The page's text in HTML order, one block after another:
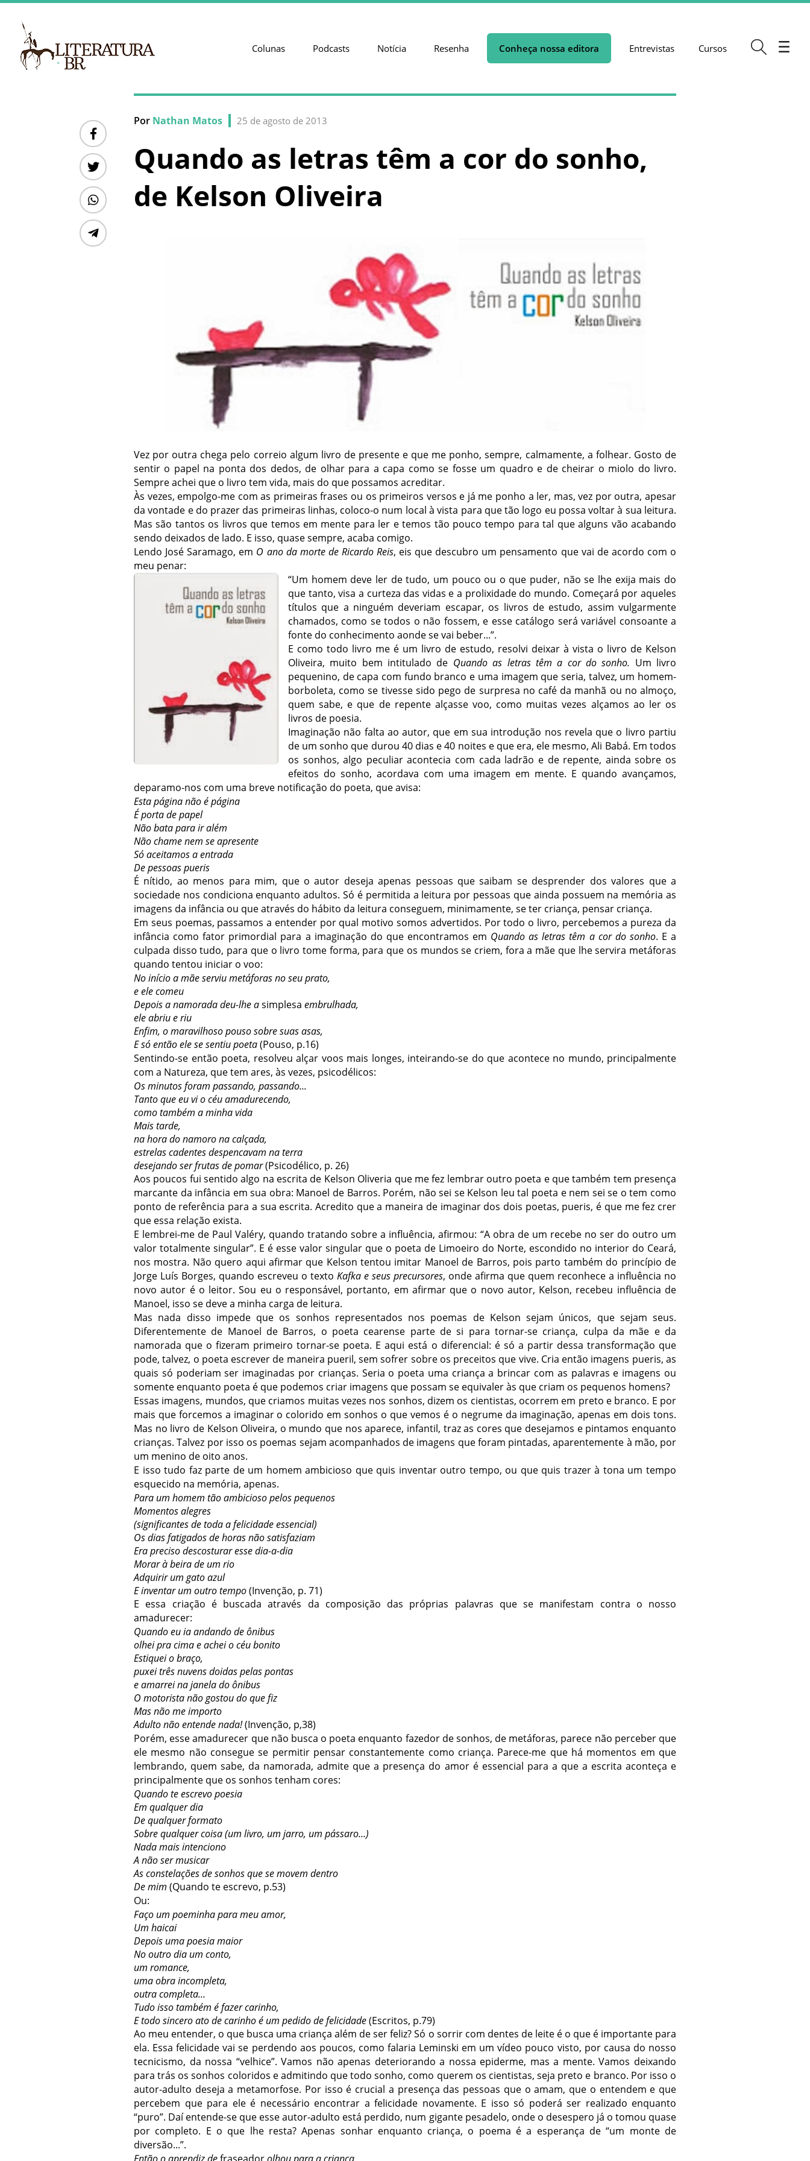
Colunas Podcasts Notícia Resenha Conheça nossa editora Entrevistas Cursos
Por Nathan Matos 25 de agosto de 2013
Quando as letras têm a cor do sonho,
de Kelson Oliveira
Vez por outra chega pelo correio algum livro de presente e que me ponho, sempre, calmamente, a folhear. Gosto de
sentir o papel na ponta dos dedos, de olhar para a capa como se fosse um quadro e de cheirar o miolo do livro.
Sempre achei que o livro tem vida, mais do que possamos acreditar.
Às vezes, empolgo-me com as primeiras frases ou os primeiros versos e já me ponho a ler, mas, vez por outra, apesar
da vontade e do prazer das primeiras linhas, coloco-o num local à vista para que tão logo eu possa voltar à sua leitura.
Mas são tantos os livros que temos em mente para ler e temos tão pouco tempo para tal que alguns vão acabando
sendo deixados de lado. E isso, quase sempre, acaba comigo.
Lendo José Saramago, em O ano da morte de Ricardo Reis, eis que descubro um pensamento que vai de acordo com o
meu penar:
“Um homem deve ler de tudo, um pouco ou o que puder, não se lhe exija mais do
que tanto, visa a curteza das vidas e a prolixidade do mundo. Começará por aqueles
títulos que a ninguém deveriam escapar, os livros de estudo, assim vulgarmente
chamados, como se todos o não fossem, e esse catálogo será variável consoante a
fonte do conhecimento aonde se vai beber...”.
E como todo livro me é um livro de estudo, resolvi deixar à vista o livro de Kelson
Oliveira, muito bem intitulado de Quando as letras têm a cor do sonho. Um livro
pequenino, de capa com fundo branco e uma imagem que seria, talvez, um homem-
borboleta, como se tivesse sido pego de surpresa no café da manhã ou no almoço,
quem sabe, e que de repente alçasse voo, como muitas vezes alçamos ao ler os
livros de poesia.
Imaginação não falta ao autor, que em sua introdução nos revela que o livro partiu
de um sonho que durou 40 dias e 40 noites e que era, ele mesmo, Ali Babá. Em todos
os sonhos, algo peculiar acontecia com cada ladrão e de repente, ainda sobre os
efeitos do sonho, acordava com uma imagem em mente. E quando avançamos,
deparamo-nos com uma breve notificação do poeta, que avisa:
Esta página não é página
É porta de papel
Não bata para ir além
Não chame nem se apresente
Só aceitamos a entrada
De pessoas pueris
É nítido, ao menos para mim, que o autor deseja apenas pessoas que saibam se desprender dos valores que a
sociedade nos condiciona enquanto adultos. Só é permitida a leitura por pessoas que ainda possuem na memória as
imagens da infância ou que através do hábito da leitura conseguem, minimamente, se ter criança, pensar criança.
Em seus poemas, passamos a entender por qual motivo somos advertidos. Por todo o livro, percebemos a pureza da
infância como fator primordial para a imaginação do que encontramos em Quando as letras têm a cor do sonho. E a
culpada disso tudo, para que o livro tome forma, para que os mundos se criem, fora a mãe que lhe servira metáforas
quando tentou iniciar o voo:
No início a mãe serviu metáforas no seu prato,
e ele comeu
Depois a namorada deu-lhe asimplesa embrulhada,
ele abriu e riu
Enfim, o maravilhoso pouso sobre suas asas,
E só então ele se sentiu poeta(Pouso, p.16)
Sentindo-se então poeta, resolveu alçar voos mais longes, inteirando-se do que acontece no mundo, principalmente
com a Natureza, que tem ares, às vezes, psicodélicos:
Os minutos foram passando, passando...
Tanto que eu vi o céu amadurecendo,
como também a minha vida
Mais tarde,
na hora do namoro na calçada,
estrelas cadentes despencavam na terra
desejando ser frutas de pomar(Psicodélico, p. 26)
Aos poucos fui sentido algo na escrita de Kelson Oliveria que me fez lembrar outro poeta e que também tem presença
marcante da infância em sua obra: Manoel de Barros. Porém, não sei se Kelson leu tal poeta e nem sei se o tem como
ponto de referência para a sua escrita. Acredito que a maneira de imaginar dos dois poetas, pueris, é que me fez crer
que essa relação exista.
E lembrei-me de Paul Valéry, quando tratando sobre a influência, afirmou: “A obra de um recebe no ser do outro um
valor totalmente singular”. E é esse valor singular que o poeta de Limoeiro do Norte, escondido no interior do Ceará,
nos mostra. Não quero aqui afirmar que Kelson tentou imitar Manoel de Barros, pois parto também do princípio de
Jorge Luís Borges, quando escreveu o texto Kafka e seus precursores, onde afirma que quem reconhece a influência no
novo autor é o leitor. Sou eu o responsável, portanto, em afirmar que o novo autor, Kelson, recebeu influência de
Manoel, isso se deve a minha carga de leitura.
Mas nada disso impede que os sonhos representados nos poemas de Kelson sejam únicos, que sejam seus.
Diferentemente de Manoel de Barros, o poeta cearense parte de si para tornar-se criança, culpa da mãe e da
namorada que o fizeram primeiro tornar-se poeta. E aqui está o diferencial: é só a partir dessa transformação que
pode, talvez, o poeta escrever de maneira pueril, sem sofrer sobre os preceitos que vive. Cria então imagens pueris, as
quais só poderiam ser imaginadas por crianças. Seria o poeta uma criança a brincar com as palavras e imagens ou
somente enquanto poeta é que podemos criar imagens que possam se equivaler às que criam os pequenos homens?
Essas imagens, mundos, que criamos muitas vezes nos sonhos, dizem os cientistas, ocorrem em preto e branco. E por
mais que forcemos a imaginar o colorido em sonhos o que vemos é o negrume da imaginação, apenas em dois tons.
Mas no livro de Kelson Oliveira, o mundo que nos aparece, infantil, traz as cores que desejamos e pintamos enquanto
crianças. Talvez por isso os poemas sejam acompanhados de imagens que foram pintadas, aparentemente à mão, por
um menino de oito anos.
E isso tudo faz parte de um homem ambicioso que quis inventar outro tempo, ou que quis trazer à tona um tempo
esquecido na memória, apenas.
Para um homem tão ambicioso pelos pequenos
Momentos alegres
(significantes de toda a felicidade essencial)
Os dias fatigados de horas não satisfaziam
Era preciso descosturar esse dia-a-dia
Morar à beira de um rio
Adquirir um gato azul
E inventar um outro tempo(Invenção, p. 71)
E essa criação é buscada através da composição das próprias palavras que se manifestam contra o nosso
amadurecer:
Quando eu ia andando de ônibus
olhei pra cima e achei o céu bonito
Estiquei o braço,
puxei três nuvens doidas pelas pontas
e amarrei na janela do ônibus
O motorista não gostou do que fiz
Mas não me importo
Adulto não entende nada!(Invenção, p,38)
Porém, esse amadurecer que não busca o poeta enquanto fazedor de sonhos, de metáforas, parece não perceber que
ele mesmo não consegue se permitir pensar constantemente como criança. Parece-me que há momentos em que
lembrando, quem sabe, da namorada, admite que a presença do amor é essencial para a que a escrita aconteça e
principalmente que os sonhos tenham cores:
Quando te escrevo poesia
Em qualquer dia
De qualquer formato
Sobre qualquer coisa (um livro, um jarro, um pássaro...)
Nada mais intenciono
A não ser musicar
As constelações de sonhos que se movem dentro
De mim (Quando te escrevo, p.53)
Ou:
Faço um poeminha para meu amor,
Um haicai
Depois uma poesia maior
No outro dia um conto,
um romance,
uma obra incompleta,
outra completa...
Tudo isso também é fazer carinho,
E todo sincero ato de carinho é um pedido de felicidade(Escritos, p.79)
Ao meu entender, o que busca uma criança além de ser feliz? Só o sorrir com dentes de leite é o que é importante para
ela. Essa felicidade vai se perdendo aos poucos, como falaria Leminski em um vídeo pouco visto, por causa do nosso
tecnicismo, da nossa “velhice”. Vamos não apenas deteriorando a nossa epiderme, mas a mente. Vamos deixando
para trás os sonhos coloridos e admitindo que todo sonho, como querem os cientistas, seja preto e branco. Por isso o
autor-adulto deseja a metamorfose. Por isso é crucial a presença das pessoas que o amam, que o entendem e que
percebem que para ele é necessário encontrar a felicidade novamente. E isso só poderá ser realizado enquanto
“puro”. Daí entende-se que esse autor-adulto está perdido, num gigante pesadelo, onde o desespero já o tomou quase
por completo. E o que lhe resta? Apenas sonhar enquanto criança, o poema é a esperança de “um monte de
diversão...”.